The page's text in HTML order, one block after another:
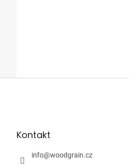
Kontakt
info@woodgrain.cz